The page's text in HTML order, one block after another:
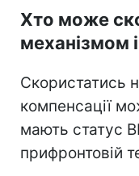
Хто може
механізмом
Скористатись
компенсації
мають статус
прифронтовій